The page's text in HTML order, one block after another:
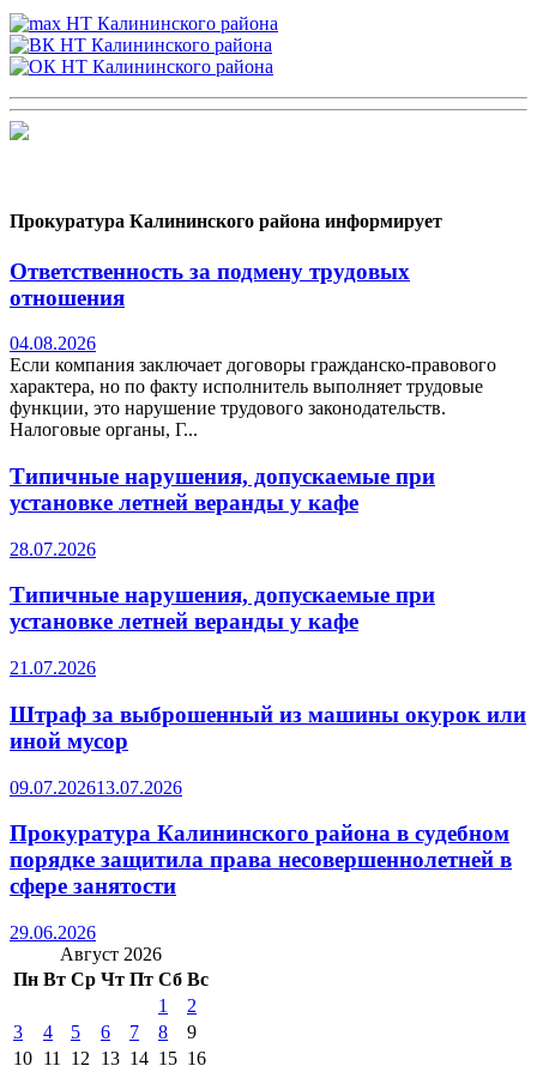
Прокуратура Калининского района информирует
Ответственность за подмену трудовых
отношения
04.08.2026
Если компания заключает договоры гражданско-правового
характера, но по факту исполнитель выполняет трудовые
функции, это нарушение трудового законодательств.
Налоговые органы, Г...
Типичные нарушения, допускаемые при
установке летней веранды у кафе
28.07.2026
Типичные нарушения, допускаемые при
установке летней веранды у кафе
21.07.2026
Штраф за выброшенный из машины окурок или
иной мусор
09.07.202613.07.2026
Прокуратура Калининского района в судебном
порядке защитила права несовершеннолетней в
сфере занятости
29.06.2026
Август 2026
Пн Вт Ср Чт Пт Сб Вс
1
2
3
4 5 6 7 8
9
10 11 12 13 14 15 16